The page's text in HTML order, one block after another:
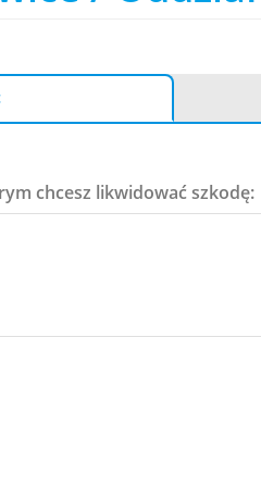
chcesz likwidować szkodę: